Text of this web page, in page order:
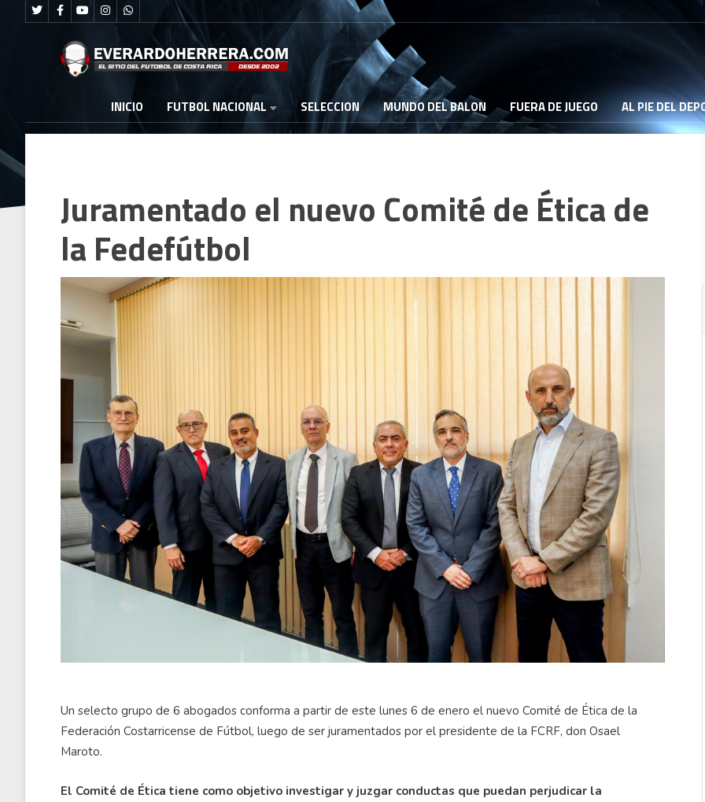
INICIO FUTBOL NACIONAL SELECCION MUNDO DEL BALON FUERA DE JUEGO AL PIE DEL
Juramentado el nuevo Comité de Ética de
la Fedefútbol
Un selecto grupo de 6 abogados conforma a partir de este lunes 6 de enero el nuevo Comité de Ética de la
Federación Costarricense de Fútbol, luego de ser juramentados por el presidente de la FCRF, don Osael
Maroto.
El Comité de Ética tiene como objetivo investigar y juzgar conductas que puedan perjudicar la